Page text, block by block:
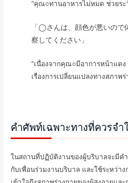
“คุณ○ทานอาหารไม่หมด ช่วยระ
「◯さんは、顔色が悪いので
察してください」
“เนื่องจากคุณ○มีอาการหน้าแดง
เรื่องการเปลี่ยนแปลงทางสภาพร่
คำศัพท์เฉพาะทางที่ควรจำ
ในสถานที่ปฏิบัติงานของผู้บริบาลจะมีค
กับเพื่อนร่วมงานบริบาล และใช้ระหว่า